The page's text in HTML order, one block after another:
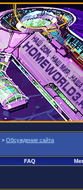
> Обсуждение сайта
FAQ